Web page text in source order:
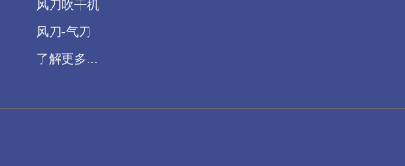
风刀吹干机
风刀-气刀
了解更多...